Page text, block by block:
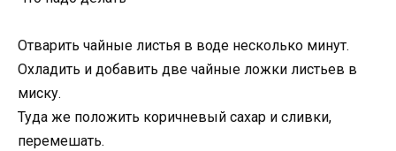
Отварить чайные листья в воде несколько минут.
Охладить и добавить две чайные ложки листьев в
миску.
Туда же положить коричневый сахар и сливки,
перемешать.